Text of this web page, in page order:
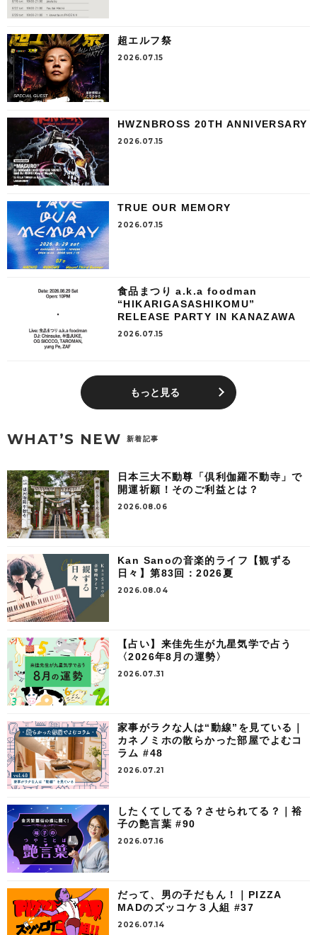
超エルフ祭
2026.07.15
HWZNBROSS 20TH ANNIVERSARY
2026.07.15
TRUE OUR MEMORY
2026.07.15
食品まつり a.k.a foodman
“HIKARIGASASHIKOMU”
RELEASE PARTY IN KANAZAWA
2026.07.15
もっと見る
WHAT’S NEW 新着記事
日本三大不動尊「倶利伽羅不動寺」で
開運祈願！そのご利益とは？
2026.08.06
Kan Sanoの音楽的ライフ【観ずる
日々】第83回：2026夏
2026.08.04
【占い】来佳先生が九星気学で占う
〈2026年8月の運勢〉
2026.07.31
家事がラクな人は“動線”を見ている｜
カネノミホの散らかった部屋でよむコ
ラム #48
2026.07.21
したくてしてる？させられてる？｜裕
子の艶言葉 #90
2026.07.16
だって、男の子だもん！｜PIZZA
MADのズッコケ３人組 #37
2026.07.14